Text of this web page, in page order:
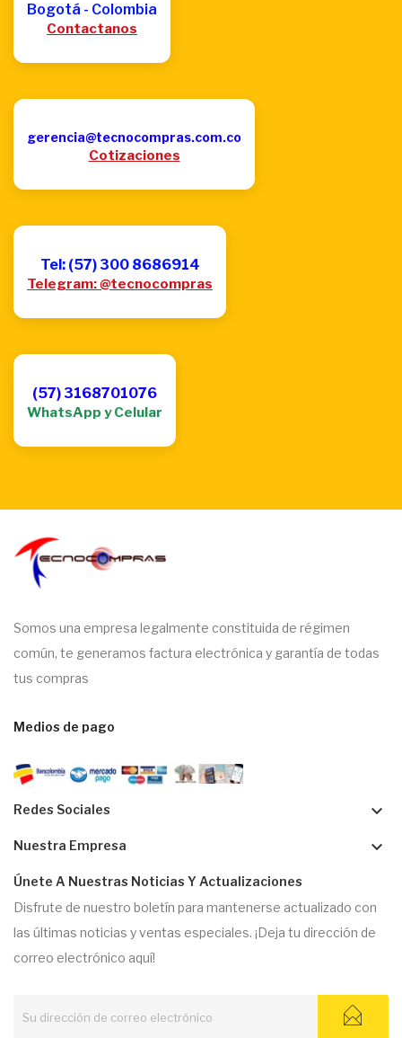
Bogotá - Colombia
Contactanos
gerencia@tecnocompras.com.co
Cotizaciones
Tel: (57) 300 8686914
Telegram: @tecnocompras
(57) 3168701076
WhatsApp y Celular
Somos una empresa legalmente constituida de régimen
común, te generamos factura electrónica y garantía de todas
tus compras
Medios de pago
Redes Sociales keyboard_arrow_down
Nuestra Empresa keyboard_arrow_down
Únete A Nuestras Noticias Y Actualizaciones
Disfrute de nuestro boletín para mantenerse actualizado con
las últimas noticias y ventas especiales. ¡Deja tu dirección de
correo electrónico aquí!